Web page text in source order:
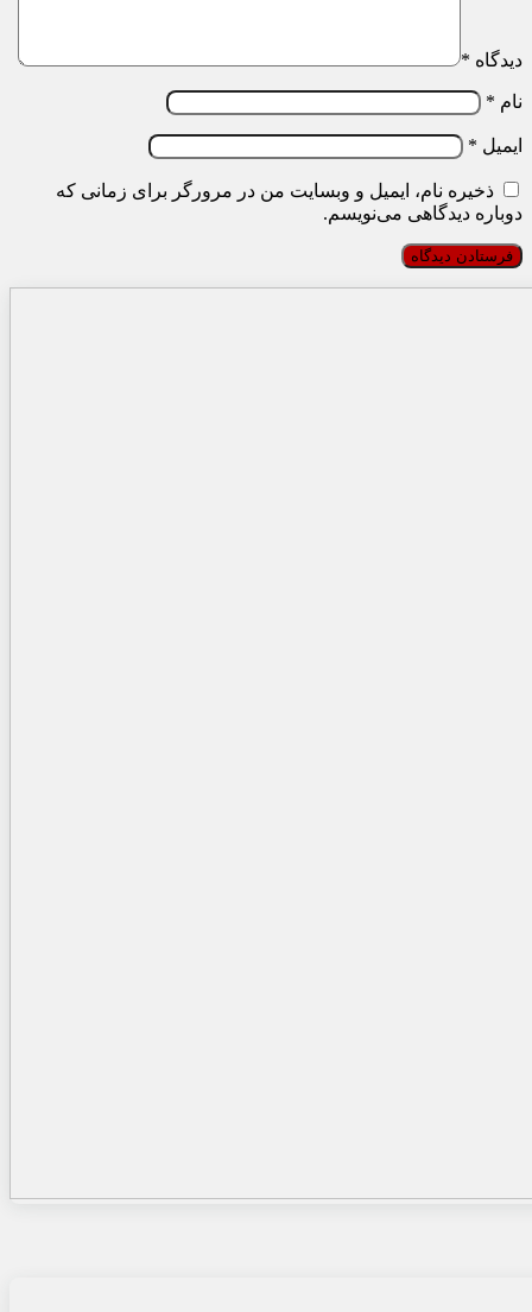
دیدگاه *
نام *
ایمیل *
ذخیره نام، ایمیل و وبسایت من در مرورگر برای زمانی که
دوباره دیدگاهی می‌نویسم.